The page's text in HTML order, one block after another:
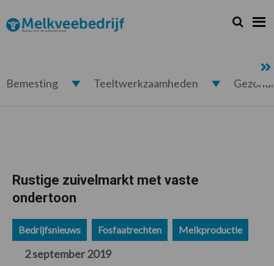
de
hoofdnavigatie
de
hoofd
de
eerste
de
voettekst
Melkveebedrijf.nl Zoeken...
Zoek
Bemesting Teeltwerkzaamheden
Rustige zuivelmarkt met vaste
ondertoon
Bedrijfsnieuws Fosfaatrechten Melkproductie
2 september 2019